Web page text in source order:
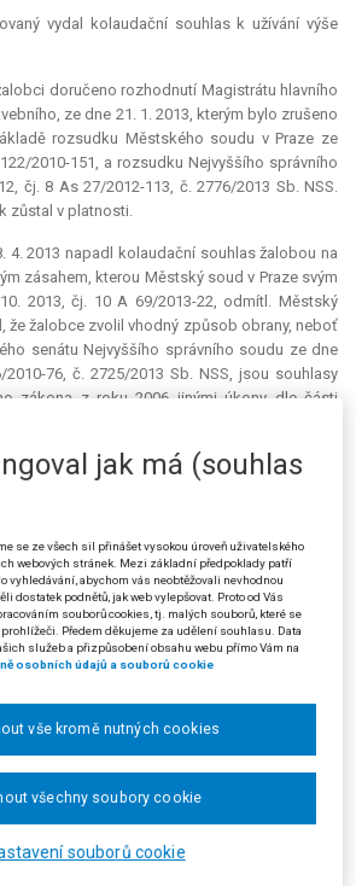
vydal kolaudační souhlas k užívání výše
doručeno rozhodnutí Magistrátu hlavního
ze dne 21. 1. 2013, kterým bylo zrušeno
rozsudku Městského soudu v Praze ze
2010-151, a rozsudku Nejvyššího správního
čj. 8 As 27/2012-113, č. 2776/2013 Sb. NSS.
zůstal v platnosti.
4. 2013 napadl kolaudační souhlas žalobou na
zásahem, kterou Městský soud v Praze svým
2013, čj. 10 A 69/2013-22, odmítl. Městský
že žalobce zvolil vhodný způsob obrany, neboť
senátu Nejvyššího správního soudu ze dne
76, č. 2725/2013 Sb. NSS, jsou souhlasy
zákona z roku 2006 jinými úkony dle části
nezákonným zásahem. Městský soud však
podal žalobu opožděně, protože měl dle §
subjektivní, tak i objektivní lhůtu pro podání
pro podání žaloby uplynula dne 24. 9. 2011.
s tvrzením žalobce, že běh objektivní
okamžiku, kdy žalobce nabyl vědomost, že
městského soudu nemá tento názor oporu ani v
Městský soud odkázal na rozsudek Nejvyššího
29. 6. 2011, čj. 5 Aps 5/2010-293, č. 2386/2011
ani subjektivní lhůtu pro podání žaloby,
proti usnesení městského soudu kasační
s posouzením počátku běhu lhůty pro podání
soud. Dle jeho názoru ze znění § 84 s. ř. s.
okamžiku, kdy dojde k nezákonnému zásahu.
jak má (souhlas
se ze všech sil přinášet vysokou úroveň uživatelského
webových stránek. Mezi základní předpoklady patří
vyhledávání, abychom vás neobtěžovali nevhodnou
dostatek podnětů, jak web vylepšovat. Proto od Vás
souborů cookies, tj. malých souborů, které se
Předem děkujeme za udělení souhlasu. Data
služeb a přizpůsobení obsahu webu přímo Vám na
osobních údajů a souborů cookie
souborů cookie
vše kromě nutných cookies
všechny soubory cookie